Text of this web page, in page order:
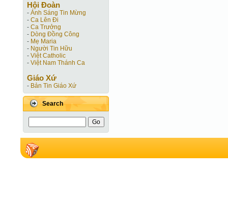
Hội Ðoàn
- Ánh Sáng Tin Mừng
- Ca Lên Đi
- Ca Trưởng
- Dòng Đồng Công
- Mẹ Maria
- Người Tin Hữu
- Việt Catholic
- Việt Nam Thánh Ca
Giáo Xứ
- Bản Tin Giáo Xứ
Search